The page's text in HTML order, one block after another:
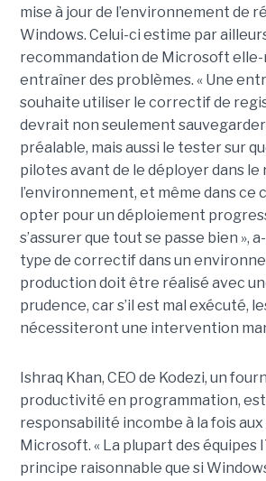
mise à jour de l’environnement de
Windows. Celui-ci estime par
recommandation de Microsoft
entraîner des problèmes. « Une
souhaite utiliser le correctif de
devrait non seulement
préalable, mais aussi le tester sur
pilotes avant de le déployer dans le
l’environnement, et même dans ce
opter pour un déploiement
s’assurer que tout se passe bien »,
type de correctif dans un
production doit être réalisé avec
prudence, car s’il est mal exécuté,
nécessiteront une intervention
Ishraq Khan, CEO de Kodezi, un
productivité en programmation,
responsabilité incombe à la fois aux
Microsoft. « La plupart des équipes
principe raisonnable que si